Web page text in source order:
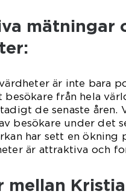
mätningar
är inte bara
besökare från hela
de senaste
besökare under det
har sett en ökning
är attraktiva och
mellan